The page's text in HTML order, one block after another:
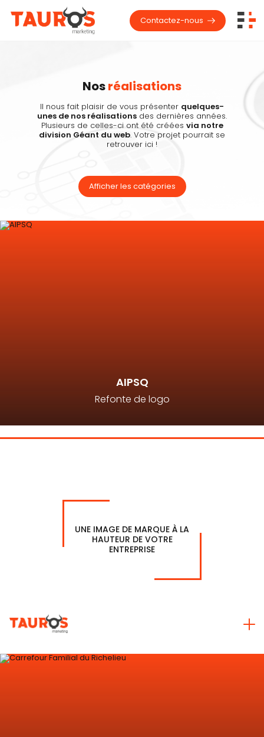
Contactez-nous
Nosréalisations
Il nous fait plaisir de vous présenter quelques-
unes de nos réalisations des dernières années.
Plusieurs de celles-ci ont été créées via notre
division Géant du web. Votre projet pourrait se
retrouver ici !
Afficher les catégories
Image corporative Logo
AIPSQ
Refonte de logo
UNE IMAGE DE MARQUE À LA
HAUTEUR DE VOTRE
ENTREPRISE